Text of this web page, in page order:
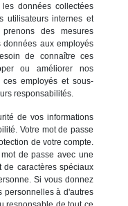
données collectées
utilisateurs internes et
des mesures
aux employés
de connaître ces
ou améliorer nos
employés et sous-
responsabilités.
de vos informations
Votre mot de passe
de votre compte.
de passe avec une
caractères spéciaux
Si vous donnez
personnelles à d'autres